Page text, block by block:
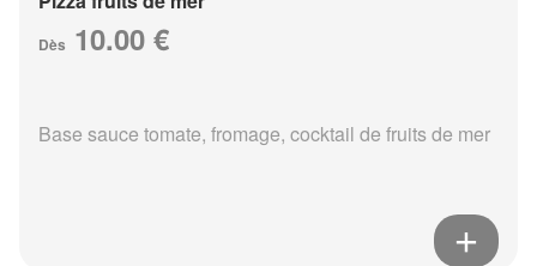
Dès 10.00 €
Base sauce tomate, fromage, cocktail de fruits de mer